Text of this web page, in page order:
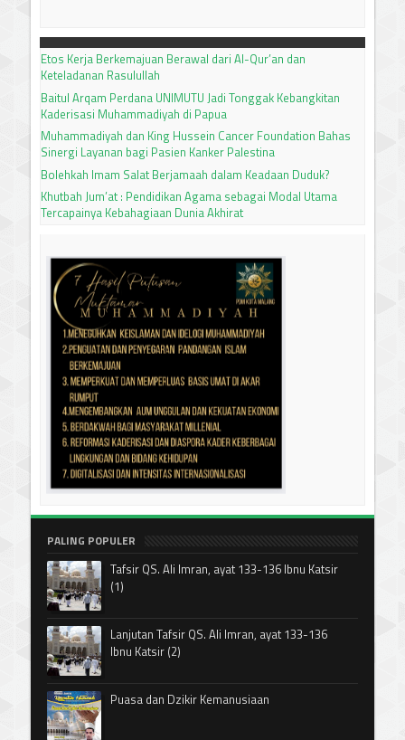
Etos Kerja Berkemajuan Berawal dari Al-Qur’an dan
Keteladanan Rasulullah
Baitul Arqam Perdana UNIMUTU Jadi Tonggak Kebangkitan
Kaderisasi Muhammadiyah di Papua
Muhammadiyah dan King Hussein Cancer Foundation Bahas
Sinergi Layanan bagi Pasien Kanker Palestina
Bolehkah Imam Salat Berjamaah dalam Keadaan Duduk?
Khutbah Jum’at : Pendidikan Agama sebagai Modal Utama
Tercapainya Kebahagiaan Dunia Akhirat
PALING POPULER
Tafsir QS. Ali Imran, ayat 133-136 Ibnu Katsir
(1)
Lanjutan Tafsir QS. Ali Imran, ayat 133-136
Ibnu Katsir (2)
Puasa dan Dzikir Kemanusiaan